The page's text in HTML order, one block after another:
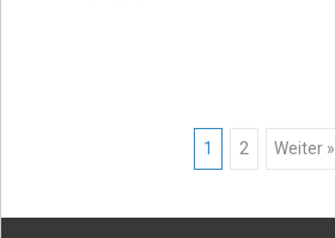
1 2 Weiter »